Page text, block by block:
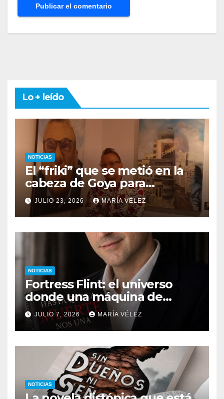
Lo + leído
NOTICIAS
El “friki” que se metió en la
cabeza de Goya para
descubrir qué esconden sus
monstruos
JULIO 23, 2026 MARÍA VÉLEZ
NOTICIAS
Fortress Flint: el universo
donde una máquina de
escribir, un silbido o un
recuerdo pueden cambiarlo
todo
JULIO 7, 2026 MARÍA VÉLEZ
NOTICIAS